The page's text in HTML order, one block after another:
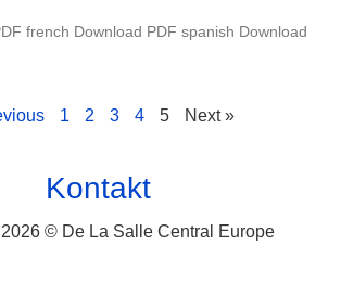
french Download PDF spanish Download
1 2 3 4 5 Next »
Kontakt
© De La Salle Central Europe